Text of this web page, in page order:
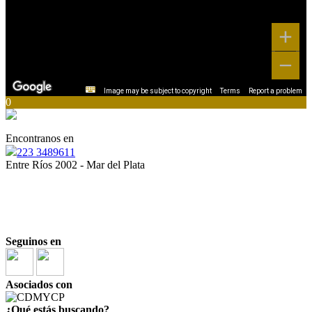
Image may be subject to copyright Terms Report a problem
0
Encontranos en
223 3489611
Entre Ríos 2002 - Mar del Plata
Seguinos en
Asociados con
¿Qué estás buscando?